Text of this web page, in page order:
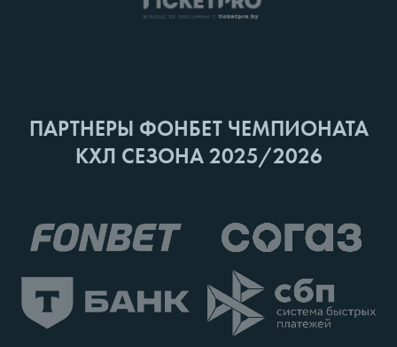
ПАРТНЕРЫ ФОНБЕТ ЧЕМПИОНАТА
КХЛ СЕЗОНА 2025/2026